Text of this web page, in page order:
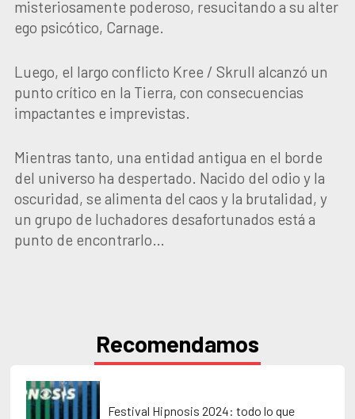
misteriosamente poderoso, resucitando a su alter
ego psicótico, Carnage.
Luego, el largo conflicto Kree / Skrull alcanzó un
punto crítico en la Tierra, con consecuencias
impactantes e imprevistas.
Mientras tanto, una entidad antigua en el borde
del universo ha despertado. Nacido del odio y la
oscuridad, se alimenta del caos y la brutalidad, y
un grupo de luchadores desafortunados está a
punto de encontrarlo…
Recomendamos
Festival Hipnosis 2024: todo lo que